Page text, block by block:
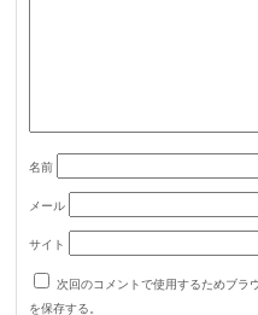
名前
メール
サイト
次回のコメントで使用するためブラ
を保存する。